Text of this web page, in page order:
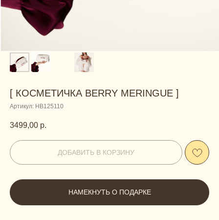
[ КОСМЕТИЧКА BERRY MERINGUE ]
Артикул: HB125110
3499,00 р.
ДОБАВИТЬ В КОРЗИНУ
НАМЕКНУТЬ О ПОДАРКЕ